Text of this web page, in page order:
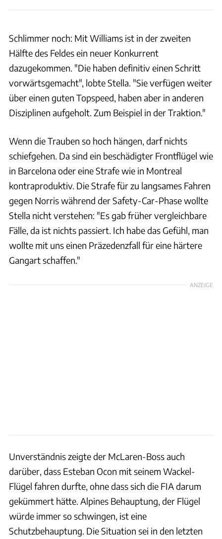
Schlimmer noch: Mit Williams ist in der zweiten
Hälfte des Feldes ein neuer Konkurrent
dazugekommen. "Die haben definitiv einen Schritt
vorwärtsgemacht", lobte Stella. "Sie verfügen weiter
über einen guten Topspeed, haben aber in anderen
Disziplinen aufgeholt. Zum Beispiel in der Traktion."
Wenn die Trauben so hoch hängen, darf nichts
schiefgehen. Da sind ein beschädigter Frontflügel wie
in Barcelona oder eine Strafe wie in Montreal
kontraproduktiv. Die Strafe für zu langsames Fahren
gegen Norris während der Safety-Car-Phase wollte
Stella nicht verstehen: "Es gab früher vergleichbare
Fälle, da ist nichts passiert. Ich habe das Gefühl, man
wollte mit uns einen Präzedenzfall für eine härtere
Gangart schaffen."
ANZEIGE
Unverständnis zeigte der McLaren-Boss auch
darüber, dass Esteban Ocon mit seinem Wackel-
Flügel fahren durfte, ohne dass sich die FIA darum
gekümmert hätte. Alpines Behauptung, der Flügel
würde immer so schwingen, ist eine
Schutzbehauptung. Die Situation sei in den letzten